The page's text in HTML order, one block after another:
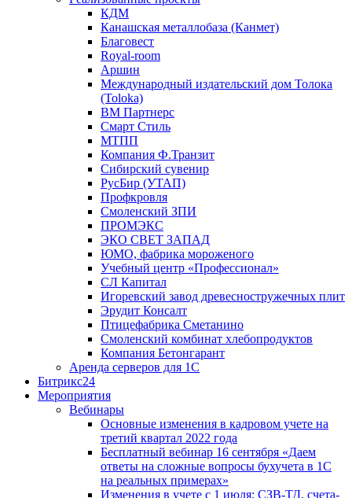
КДМ
Канашская металлобаза (Канмет)
Благовест
Royal-room
Аршин
Международный издательский дом Толока
(Toloka)
ВМ Партнерс
Смарт Стиль
МТПП
Компания Ф.Транзит
Сибирский сувенир
РусБир (УТАП)
Профкровля
Смоленский ЗПИ
ПРОМЭКС
ЭКО СВЕТ ЗАПАД
ЮМО, фабрика мороженого
Учебный центр «Профессионал»
СЛ Капитал
Игоревский завод древесностружечных плит
Эрудит Консалт
Птицефабрика Сметанино
Смоленский комбинат хлебопродуктов
Компания Бетонгарант
Аренда серверов для 1С
Битрикс24
Мероприятия
Вебинары
Основные изменения в кадровом учете на
третий квартал 2022 года
Бесплатный вебинар 16 сентября «Даем
ответы на сложные вопросы бухучета в 1С
на реальных примерах»
Изменения в учете с 1 июля: СЗВ-ТД, счета-